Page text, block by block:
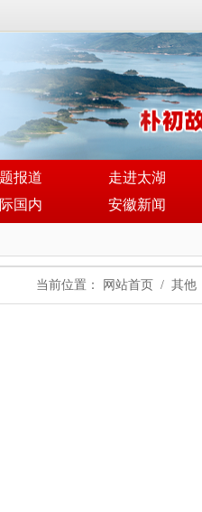
报道 走进太湖
国内 安徽新闻
当前位置： 网站首页 / 其他